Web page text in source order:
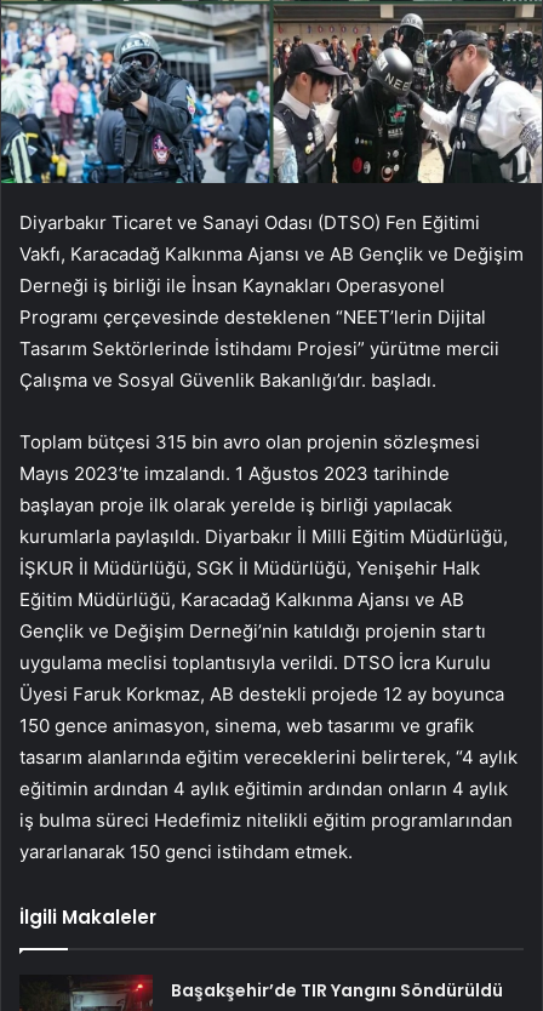
Diyarbakır Ticaret ve Sanayi Odası (DTSO) Fen Eğitimi
Vakfı, Karacadağ Kalkınma Ajansı ve AB Gençlik ve Değişim
Derneği iş birliği ile İnsan Kaynakları Operasyonel
Programı çerçevesinde desteklenen “NEET’lerin Dijital
Tasarım Sektörlerinde İstihdamı Projesi” yürütme mercii
Çalışma ve Sosyal Güvenlik Bakanlığı’dır. başladı.
Toplam bütçesi 315 bin avro olan projenin sözleşmesi
Mayıs 2023’te imzalandı. 1 Ağustos 2023 tarihinde
başlayan proje ilk olarak yerelde iş birliği yapılacak
kurumlarla paylaşıldı. Diyarbakır İl Milli Eğitim Müdürlüğü,
İŞKUR İl Müdürlüğü, SGK İl Müdürlüğü, Yenişehir Halk
Eğitim Müdürlüğü, Karacadağ Kalkınma Ajansı ve AB
Gençlik ve Değişim Derneği’nin katıldığı projenin startı
uygulama meclisi toplantısıyla verildi. DTSO İcra Kurulu
Üyesi Faruk Korkmaz, AB destekli projede 12 ay boyunca
150 gence animasyon, sinema, web tasarımı ve grafik
tasarım alanlarında eğitim vereceklerini belirterek, “4 aylık
eğitimin ardından 4 aylık eğitimin ardından onların 4 aylık
iş bulma süreci Hedefimiz nitelikli eğitim programlarından
yararlanarak 150 genci istihdam etmek.
İlgili Makaleler
Başakşehir’de TIR Yangını Söndürüldü